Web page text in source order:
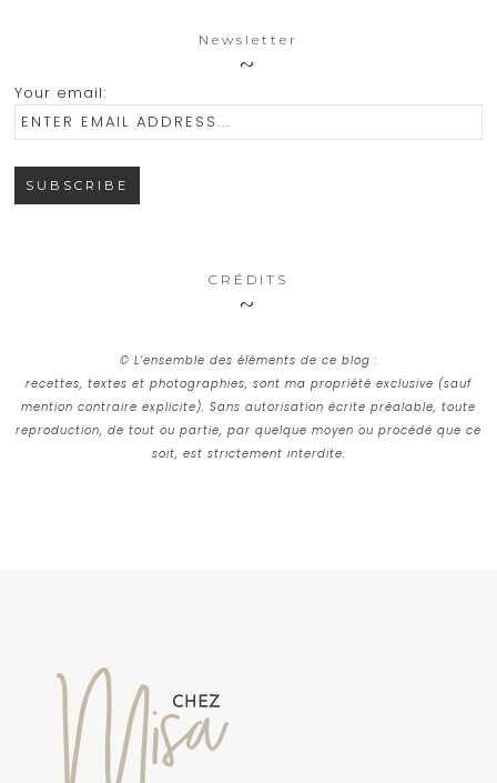
Newsletter
Your email:
CRÉDITS
© L’ensemble des éléments de ce blog :
recettes, textes et photographies, sont ma propriété exclusive (sauf
mention contraire explicite). Sans autorisation écrite préalable, toute
reproduction, de tout ou partie, par quelque moyen ou procédé que ce
soit, est strictement interdite.